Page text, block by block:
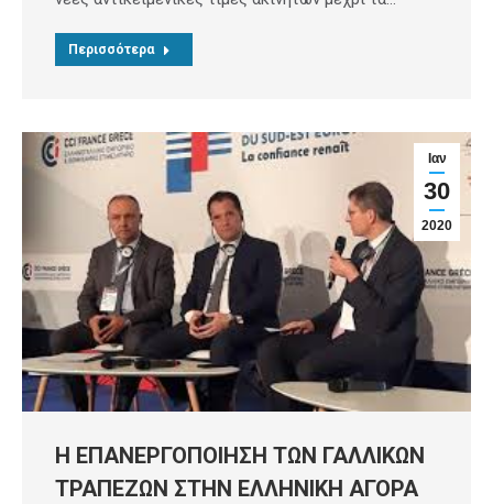
Περισσότερα
Ιαν
30
2020
Η ΕΠΑΝΕΡΓΟΠΟΙΗΣΗ ΤΩΝ ΓΑΛΛΙΚΩΝ
ΤΡΑΠΕΖΩΝ ΣΤΗΝ ΕΛΛΗΝΙΚΗ ΑΓΟΡΑ